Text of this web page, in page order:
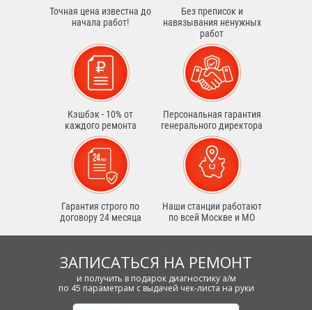
Точная цена известна до
начала работ!
Без преписок и
навязывания ненужных
работ
Кэшбэк - 10% от
каждого ремонта
Персональная гарантия
генерального директора
Гарантия строго по
договору 24 месяца
Наши станции работают
по всей Москве и МО
ЗАПИСАТЬСЯ НА РЕМОНТ
и получить в подарок диагностику а/м
по 45 параметрам с выдачей чек-листа на руки